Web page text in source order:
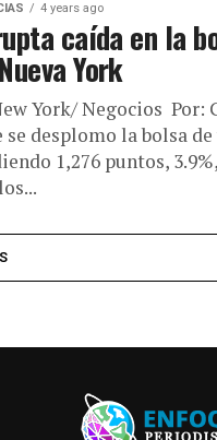
4 years ago
caída en la
York
York/ Negocios Por:
desplomo la bolsa
1,276 puntos,